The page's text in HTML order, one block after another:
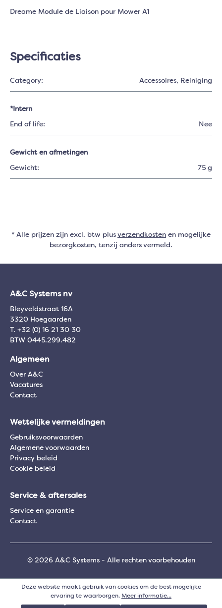
Dreame Module de Liaison pour Mower A1
Specificaties
Category: Accessoires, Reiniging
*Intern
End of life: Nee
Gewicht en afmetingen
Gewicht: 75 g
* Alle prijzen zijn excl. btw plus verzendkosten en mogelijke
bezorgkosten, tenzij anders vermeld.
A&C Systems nv
Bleyveldstraat 16A
3320 Hoegaarden
T. +32 (0) 16 21 30 30
BTW 0445.299.482
Algemeen
Over A&C
Vacatures
Contact
Wettelijke vermeldingen
Gebruiksvoorwaarden
Algemene voorwaarden
Privacy beleid
Cookie beleid
Service & aftersales
Service en garantie
Contact
© 2026 A&C Systems - Alle rechten voorbehouden
Deze website maakt gebruik van cookies om de best mogelijke
ervaring te waarborgen. Meer informatie...